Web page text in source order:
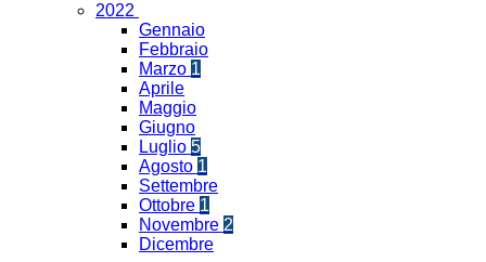
2022
Gennaio
Febbraio
Marzo 1
Aprile
Maggio
Giugno
Luglio 5
Agosto 1
Settembre
Ottobre 1
Novembre 2
Dicembre